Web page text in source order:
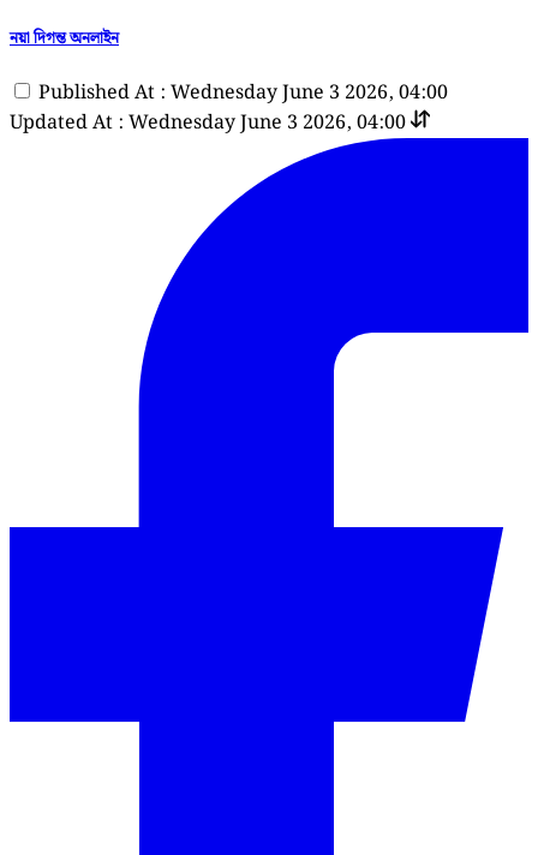
নয়া দিগন্ত অনলাইন
Published At : Wednesday June 3 2026, 04:00
Updated At : Wednesday June 3 2026, 04:00